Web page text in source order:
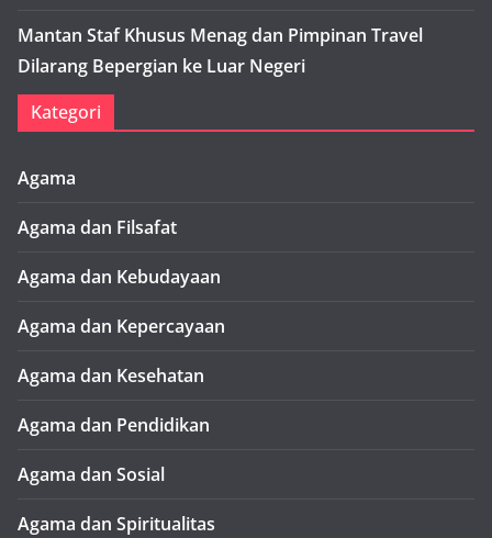
Mantan Staf Khusus Menag dan Pimpinan Travel
Dilarang Bepergian ke Luar Negeri
Kategori
Agama
Agama dan Filsafat
Agama dan Kebudayaan
Agama dan Kepercayaan
Agama dan Kesehatan
Agama dan Pendidikan
Agama dan Sosial
Agama dan Spiritualitas